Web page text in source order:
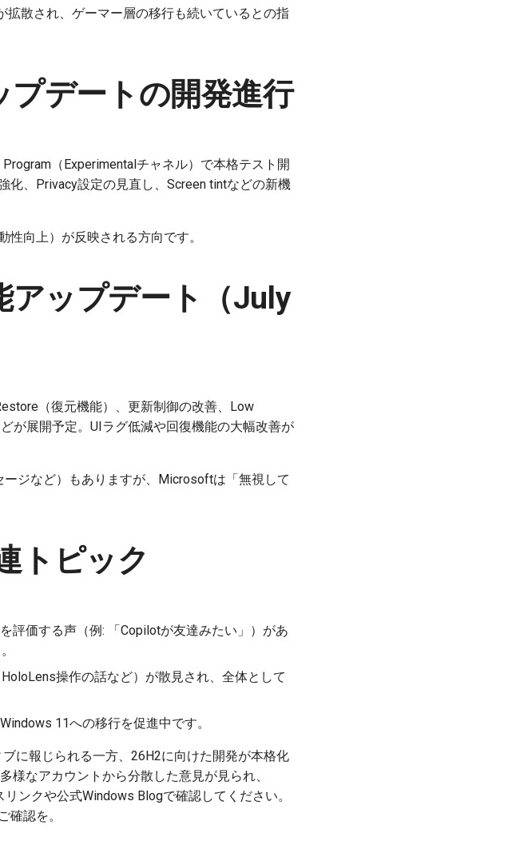
散され、ゲーマー層の移行も続いているとの指
プデートの開発進行
（Experimentalチャネル）で本格テスト開
化、Privacy設定の見直し、Screen tintなどの新機
向上）が反映される方向です。
アップデート（July
（復元機能）、更新制御の改善、Low
が展開予定。UIラグ低減や回復機能の大幅改善が
ジなど）もありますが、Microsoftは「無視して
トピック
評価する声（例: 「Copilotが友達みたい」）があ
操作の話など）が散見され、全体として
11への移行を促進中です。
に報じられる一方、26H2に向けた開発が本格化
様なアカウントから分散した意見が見られ、
ンクや公式Windows Blogで確認してください。
確認を。